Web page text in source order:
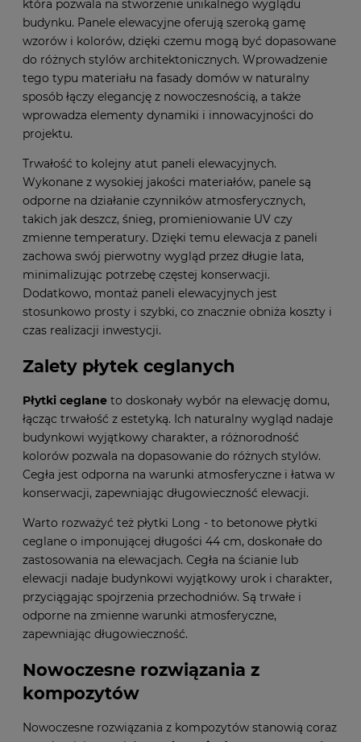
która pozwala na stworzenie unikalnego wyglądu
budynku. Panele elewacyjne oferują szeroką gamę
wzorów i kolorów, dzięki czemu mogą być dopasowane
do różnych stylów architektonicznych. Wprowadzenie
tego typu materiału na fasady domów w naturalny
sposób łączy elegancję z nowoczesnością, a także
wprowadza elementy dynamiki i innowacyjności do
projektu.
Trwałość to kolejny atut paneli elewacyjnych.
Wykonane z wysokiej jakości materiałów, panele są
odporne na działanie czynników atmosferycznych,
takich jak deszcz, śnieg, promieniowanie UV czy
zmienne temperatury. Dzięki temu elewacja z paneli
zachowa swój pierwotny wygląd przez długie lata,
minimalizując potrzebę częstej konserwacji.
Dodatkowo, montaż paneli elewacyjnych jest
stosunkowo prosty i szybki, co znacznie obniża koszty i
czas realizacji inwestycji.
Zalety płytek ceglanych
Płytki ceglane to doskonały wybór na elewację domu,
łącząc trwałość z estetyką. Ich naturalny wygląd nadaje
budynkowi wyjątkowy charakter, a różnorodność
kolorów pozwala na dopasowanie do różnych stylów.
Cegła jest odporna na warunki atmosferyczne i łatwa w
konserwacji, zapewniając długowieczność elewacji.
Warto rozważyć też płytki Long - to betonowe płytki
ceglane o imponującej długości 44 cm, doskonałe do
zastosowania na elewacjach. Cegła na ścianie lub
elewacji nadaje budynkowi wyjątkowy urok i charakter,
przyciągając spojrzenia przechodniów. Są trwałe i
odporne na zmienne warunki atmosferyczne,
zapewniając długowieczność.
Nowoczesne rozwiązania z
kompozytów
Nowoczesne rozwiązania z kompozytów stanowią coraz